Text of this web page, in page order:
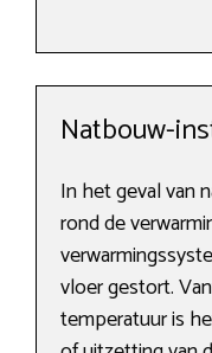
Natbouw-
In het geval van
rond de
vloer gestort.
temperatuur is